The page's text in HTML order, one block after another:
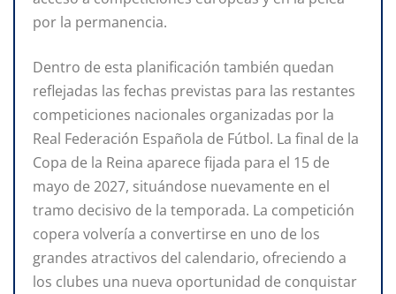
por la permanencia.
Dentro de esta planificación también quedan
reflejadas las fechas previstas para las restantes
competiciones nacionales organizadas por la
Real Federación Española de Fútbol. La final de la
Copa de la Reina aparece fijada para el 15 de
mayo de 2027, situándose nuevamente en el
tramo decisivo de la temporada. La competición
copera volvería a convertirse en uno de los
grandes atractivos del calendario, ofreciendo a
los clubes una nueva oportunidad de conquistar